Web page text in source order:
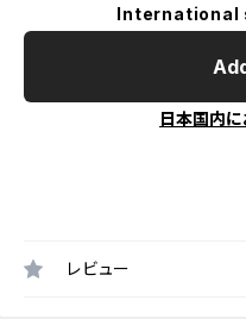
International
日本国内
レビュー